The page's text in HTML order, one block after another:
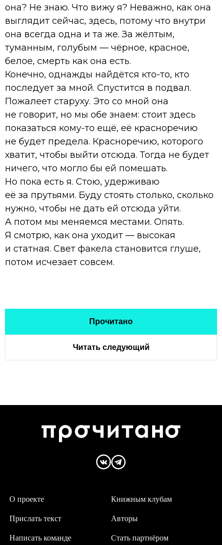
она? Не знаю. Что вижу я? Неважно, как она
выглядит сейчас, здесь, потому что внутри
она всегда одна и та же. За жёлтым,
туманным, голубым — чёрное, красное,
белое, смерть как она есть.
Конечно, однажды найдётся кто-то, кто
последует за мной. Спустится в подвал.
Пожалеет старуху. Это со мной она
не говорит, но мы обе знаем: стоит здесь
показаться кому-то ещё, её красноречию
не будет предела. Красноречию, которого
хватит, чтобы выйти отсюда. Тогда не будет
ничего, что могло бы ей помешать.
Но пока есть я. Стою, удерживаю
её за прутьями. Буду стоять столько, сколько
нужно, чтобы не дать ей отсюда уйти.
А потом мы меняемся местами. Опять.
Я смотрю, как она уходит — высокая
и статная. Свет факела становится глуше,
потом исчезает совсем.
Прочитано
Читать следующий
О проекте
Написать команде
Авторы
Прислать текст
Книжным клубам
Стать партнёром